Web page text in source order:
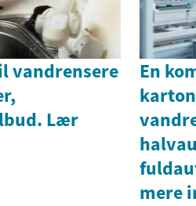
vandrensere
Lær
En
mere